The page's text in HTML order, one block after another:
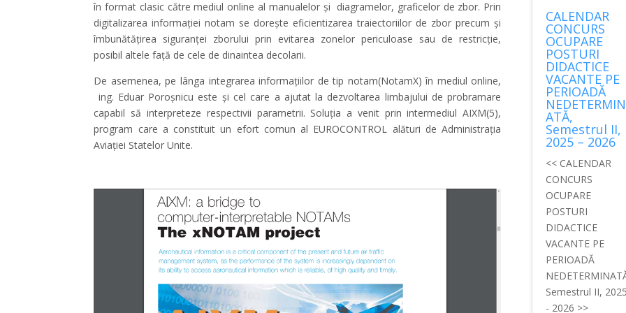
în format clasic către mediul online al manualelor și diagramelor, graficelor de zbor. Prin
digitalizarea informației notam se dorește eficientizarea traiectoriilor de zbor precum și
îmbunătățirea siguranței zborului prin evitarea zonelor periculoase sau de restricție,
posibil altele față de cele de dinaintea decolarii.
De asemenea, pe lânga integrarea informațiilor de tip notam(NotamX) în mediul online,
ing. Eduar Poroșnicu este și cel care a ajutat la dezvoltarea limbajului de probramare
capabil să interpreteze respectivii parametrii. Soluția a venit prin intermediul AIXM(5),
program care a constituit un efort comun al EUROCONTROL alături de Administrația
Aviației Statelor Unite.
CALENDAR
CONCURS
OCUPARE
POSTURI
DIDACTICE
VACANTE PE
PERIOADĂ
NEDETERMIN
ATĂ,
Semestrul II,
2025 – 2026
<< CALENDAR
CONCURS
OCUPARE
POSTURI
DIDACTICE
VACANTE PE
PERIOADĂ
Semestrul II,
- 2026 >>